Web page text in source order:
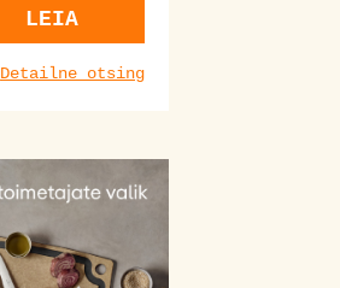
LEIA
Detailne otsing